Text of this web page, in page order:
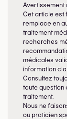
honnête avec
Prenez le
le processus,
cette
objectifs et à
rajeunissement.
Avertissement
Cet article est
remplace en
traitement
recherches
médicales
information
Consultez
toute question
traitement.
Nous ne
ou praticien